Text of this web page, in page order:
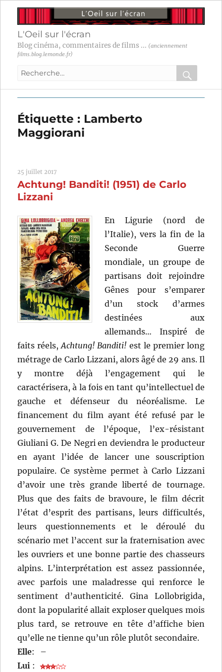
L'Oeil sur l'écran
Blog cinéma, commentaires de films ... (anciennement
films.blog.lemonde.fr)
Recherche
:
OK
Étiquette : Lamberto
Maggiorani
25 juillet 2017
Achtung! Banditi! (1951) de Carlo
Lizzani
En Ligurie (nord de
l’Italie), vers la fin de la
Seconde Guerre
mondiale, un groupe de
partisans doit rejoindre
Gênes pour s’emparer
d’un stock d’armes
destinées aux
allemands… Inspiré de
faits réels,Achtung! Banditi! est le premier long
métrage de Carlo Lizzani, alors âgé de 29 ans. Il
y montre déjà l’engagement qui le
caractérisera, à la fois en tant qu’intellectuel de
gauche et défenseur du néoréalisme. Le
financement du film ayant été refusé par le
gouvernement de l’époque, l’ex-résistant
Giuliani G. De Negri en deviendra le producteur
en ayant l’idée de lancer une souscription
populaire. Ce système permet à Carlo Lizzani
d’avoir une très grande liberté de tournage.
Plus que des faits de bravoure, le film décrit
l’état d’esprit des partisans, leurs difficultés,
leurs questionnements et le déroulé du
scénario met l’accent sur la fraternisation avec
les ouvriers et une bonne partie des chasseurs
alpins. L’interprétation est assez passionnée,
avec parfois une maladresse qui renforce le
sentiment d’authenticité. Gina Lollobrigida,
dont la popularité allait exploser quelques mois
plus tard, se retrouve en tête d’affiche bien
qu’elle ne tienne qu’un rôle plutôt secondaire.
Elle:
–
Lui :